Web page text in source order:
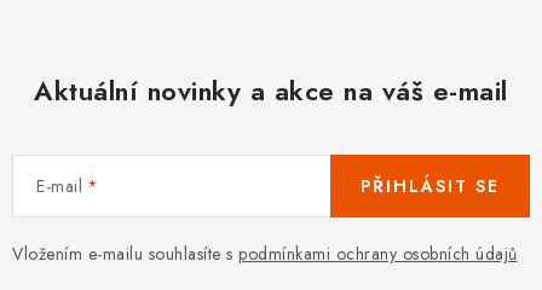
Aktuální novinky a akce na váš e-mail
E-mail
Vložením e-mailu souhlasíte s podmínkami ochrany osobních údajů
PŘIHLÁSIT SE